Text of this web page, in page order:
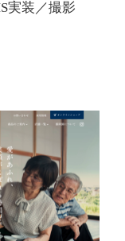
実装／撮影